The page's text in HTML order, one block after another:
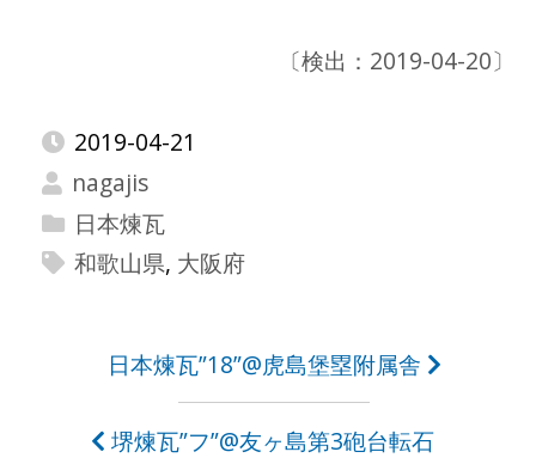
〔検出：2019-04-20〕
2019-04-21
nagajis
日本煉瓦
和歌山県, 大阪府
日本煉瓦”18”@虎島堡塁附属舎
堺煉瓦”フ”@友ヶ島第3砲台転石